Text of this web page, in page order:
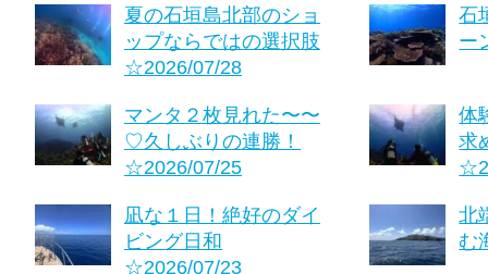
夏の石垣島北部のショ
ップならではの選択肢
☆2026/07/28
石
ー
マンタ２枚見れた〜〜
♡久しぶりの連勝！
☆2026/07/25
体
求
凪な１日！絶好のダイ
ビング日和
☆2026/07/23
北
む